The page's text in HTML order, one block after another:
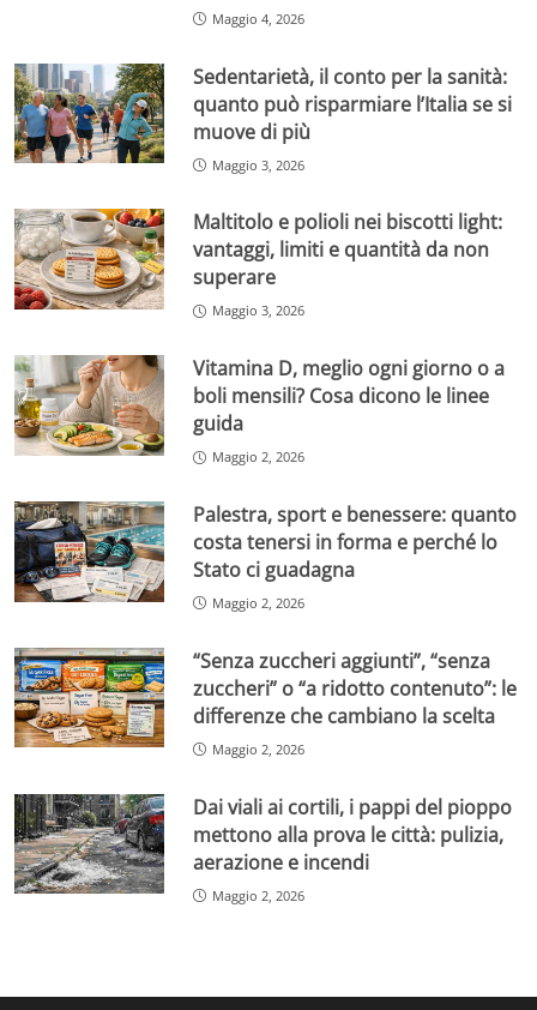
Maggio 4, 2026
Sedentarietà, il conto per la sanità:
quanto può risparmiare l’Italia se si
muove di più
Maggio 3, 2026
Maltitolo e polioli nei biscotti light:
vantaggi, limiti e quantità da non
superare
Maggio 3, 2026
Vitamina D, meglio ogni giorno o a
boli mensili? Cosa dicono le linee
guida
Maggio 2, 2026
Palestra, sport e benessere: quanto
costa tenersi in forma e perché lo
Stato ci guadagna
Maggio 2, 2026
“Senza zuccheri aggiunti”, “senza
zuccheri” o “a ridotto contenuto”: le
differenze che cambiano la scelta
Maggio 2, 2026
Dai viali ai cortili, i pappi del pioppo
mettono alla prova le città: pulizia,
aerazione e incendi
Maggio 2, 2026